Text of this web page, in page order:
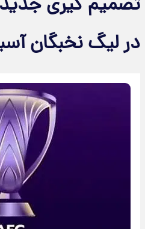
تصمیم گیری جدید
در لیگ نخبگان